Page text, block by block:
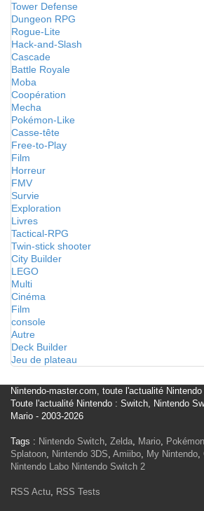
Tower Defense
Dungeon RPG
Rogue-Lite
Hack-and-Slash
Cascade
Battle Royale
Moba
Coopération
Mecha
Pokémon-Like
Casse-tête
Free-to-Play
Film
Horreur
FMV
Survie
Exploration
Livres
Tactical-RPG
Twin-stick shooter
City Builder
LEGO
Multi
Cinéma
Film
console
Autre
Deck Builder
Jeu de plateau
Nintendo-master.com, toute l'actualité
Toute l'actualité Nintendo : Switch, Nintendo
Mario - 2003-2026
Tags : Nintendo Switch, Zelda, Mario, Pokémon
Splatoon, Nintendo 3DS, Amiibo, My Nintendo,
Nintendo Labo Nintendo Switch 2
RSS Actu, RSS Tests